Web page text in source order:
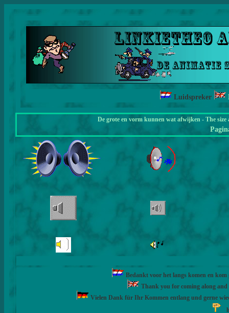
Luidspreker
De grote en vorm kunnen wat afwijken - The
Bedankt voor het langs komen en
Thank you for coming along and
Vielen Dank für Ihr Kommen entlang und gerne